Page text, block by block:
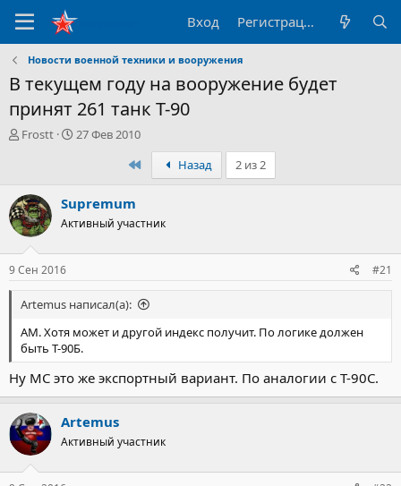
Вход Регистрация
Новости военной техники и вооружения
В текущем году на вооружение будет
принят 261 танк Т-90
А
р
т
е
м
ы
Frostt
Д
н
а
ч
27 Фев 2010
ПервыйНазад 2 из 2
Supremum
Активный участник
9 Сен 2016 #21
Artemus написал(а):
АМ. Хотя может и другой индекс получит. По логике должен
быть Т-90Б.
Ну МС это же экспортный вариант. По аналогии с Т-90С.
Artemus
Активный участник